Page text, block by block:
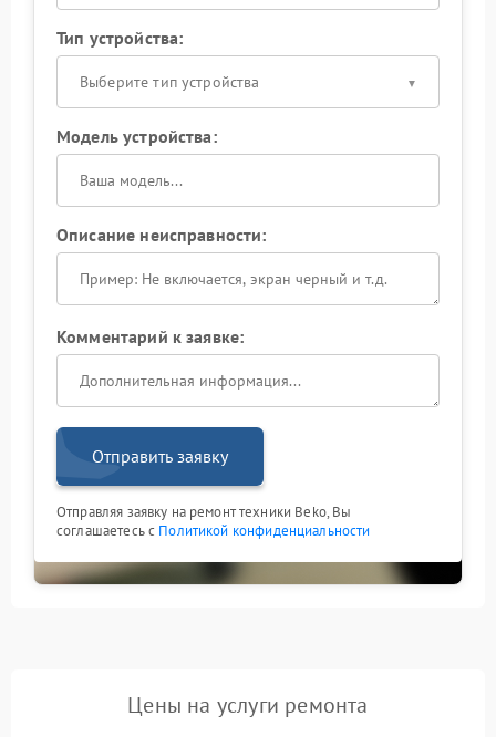
Тип устройства:
Выберите тип устройства
Модель устройства:
Описание неисправности:
Комментарий к заявке:
Отправить заявку
Отправляя заявку на ремонт техники Beko, Вы
соглашаетесь с Политикой конфиденциальности
Цены на услуги ремонта